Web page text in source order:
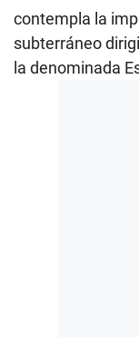
contempla la
subterráneo
la denominada